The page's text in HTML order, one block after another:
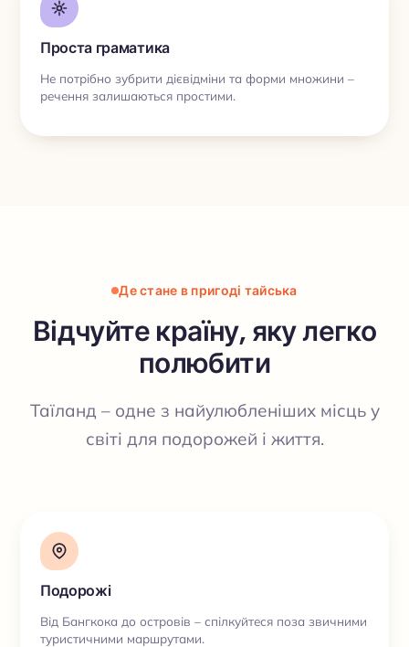
Проста граматика
Не потрібно зубрити дієвідміни та форми множини –
речення залишаються простими.
Де стане в пригоді тайська
Відчуйте країну, яку легко
полюбити
Таїланд – одне з найулюбленіших місць у
світі для подорожей і життя.
Подорожі
Від Бангкока до островів – спілкуйтеся поза звичними
туристичними маршрутами.